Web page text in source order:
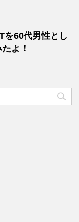
を60代男性とし
よ！